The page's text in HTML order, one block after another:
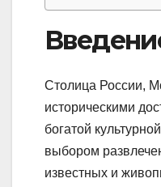
Столица России,
историческими
богатой
выбором
известных и